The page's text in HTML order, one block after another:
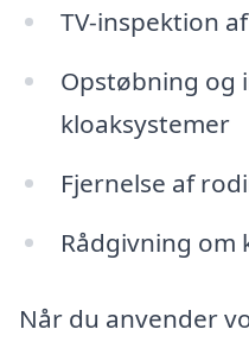
TV-inspektion
Opstøbning og
kloaksystemer
Fjernelse af
Rådgivning
Når du anvender